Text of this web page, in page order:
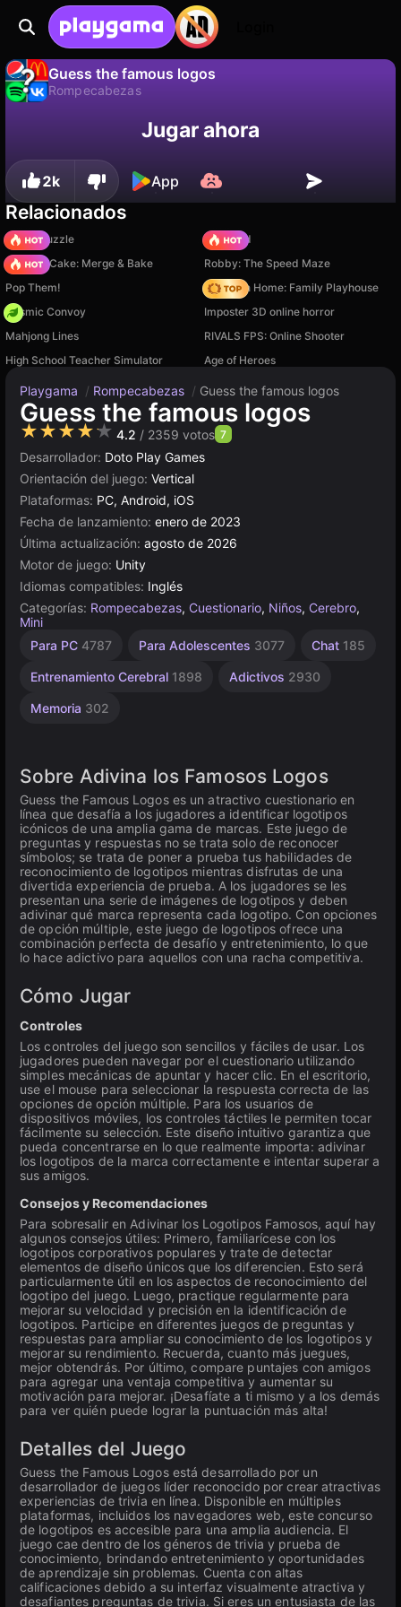
Guess the famous logos
Rompecabezas
¡Guarda el progreso!Jugar ahora
2k App
Relacionados
Arrow Puzzle
TB World
Piece of Cake: Merge & Bake
Robby: The Speed Maze
Pop Them!
My Town Home: Family Playhouse
Cosmic Convoy
Imposter 3D online horror
Mahjong Lines
RIVALS FPS: Online Shooter
High School Teacher Simulator
Age of Heroes
Playgama / Rompecabezas / Guess the famous logos
Guess the famous logos
★★★★★ 4.2 / 2359 votos 7
Desarrollador: Doto Play Games
Orientación del juego: Vertical
Plataformas: PC, Android, iOS
Fecha de lanzamiento: enero de 2023
Última actualización: agosto de 2026
Motor de juego: Unity
Idiomas compatibles: Inglés
Categorías: Rompecabezas, Cuestionario, Niños, Cerebro,
Mini
Para PC 4787 Para Adolescentes 3077 Chat 185
Entrenamiento Cerebral 1898 Adictivos 2930
Memoria 302
Aprendizaje
Mentales
Escritorio
De 1
4116
Rusos
Browser
Unity
línea
Sobre Adivina los Famosos Logos
Guess the Famous Logos es un atractivo cuestionario en
línea que desafía a los jugadores a identificar logotipos
icónicos de una amplia gama de marcas. Este juego de
preguntas y respuestas no se trata solo de reconocer
símbolos; se trata de poner a prueba tus habilidades de
reconocimiento de logotipos mientras disfrutas de una
divertida experiencia de prueba. A los jugadores se les
presentan una serie de imágenes de logotipos y deben
adivinar qué marca representa cada logotipo. Con opciones
de opción múltiple, este juego de logotipos ofrece una
combinación perfecta de desafío y entretenimiento, lo que
lo hace adictivo para aquellos con una racha competitiva.
Cómo Jugar
Controles
Los controles del juego son sencillos y fáciles de usar. Los
jugadores pueden navegar por el cuestionario utilizando
simples mecánicas de apuntar y hacer clic. En el escritorio,
use el mouse para seleccionar la respuesta correcta de las
opciones de opción múltiple. Para los usuarios de
dispositivos móviles, los controles táctiles le permiten tocar
fácilmente su selección. Este diseño intuitivo garantiza que
pueda concentrarse en lo que realmente importa: adivinar
los logotipos de la marca correctamente e intentar superar a
sus amigos.
Consejos y Recomendaciones
Para sobresalir en Adivinar los Logotipos Famosos, aquí hay
algunos consejos útiles: Primero, familiarícese con los
logotipos corporativos populares y trate de detectar
elementos de diseño únicos que los diferencien. Esto será
particularmente útil en los aspectos de reconocimiento del
logotipo del juego. Luego, practique regularmente para
mejorar su velocidad y precisión en la identificación de
logotipos. Participe en diferentes juegos de preguntas y
respuestas para ampliar su conocimiento de los logotipos y
mejorar su rendimiento. Recuerda, cuanto más juegues,
mejor obtendrás. Por último, compare puntajes con amigos
para agregar una ventaja competitiva y aumentar su
motivación para mejorar. ¡Desafíate a ti mismo y a los demás
para ver quién puede lograr la puntuación más alta!
Detalles del Juego
Guess the Famous Logos está desarrollado por un
desarrollador de juegos líder reconocido por crear atractivas
experiencias de trivia en línea. Disponible en múltiples
plataformas, incluidos los navegadores web, este concurso
de logotipos es accesible para una amplia audiencia. El
juego cae dentro de los géneros de trivia y prueba de
conocimiento, brindando entretenimiento y oportunidades
de aprendizaje sin problemas. Cuenta con altas
calificaciones debido a su interfaz visualmente atractiva y
desafiantes preguntas de trivia. Si eres un entusiasta de las